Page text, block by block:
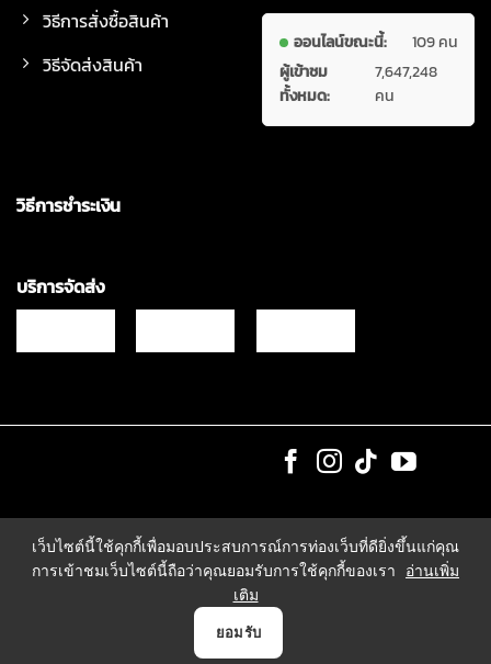
วิธีการสั่งซื้อสินค้า
วิธีจัดส่งสินค้า
ออนไลน์ขณะนี้:
109 คน
ผู้เข้าชม
ทั้งหมด:
7,647,248
คน
วิธีการชำระเงิน
บริการจัดส่ง
เว็บไซต์นี้ใช้คุกกี้เพื่อมอบประสบการณ์การท่องเว็บที่ดียิ่งขึ้นแก่คุณ
การเข้าชมเว็บไซต์นี้ถือว่าคุณยอมรับการใช้คุกกี้ของเรา
อ่านเพิ่ม
เติม
ยอมรับ